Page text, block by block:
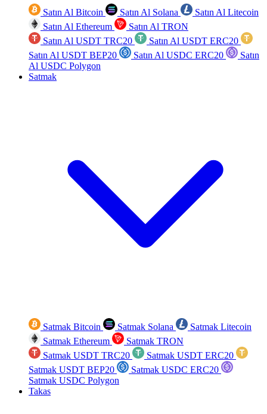
Satın Al Bitcoin Satın Al Solana
Satın Al Litecoin
Satın Al Ethereum
Satın Al TRON
Satın Al USDT TRC20
Satın Al USDT ERC20
Satın Al USDT BEP20
Satın Al USDC ERC20
Satın
Al USDC Polygon
Satmak
Satmak Bitcoin Satmak Solana
Satmak Litecoin
Satmak Ethereum
Satmak TRON
Satmak USDT TRC20
Satmak USDT ERC20
Satmak USDT BEP20
Satmak USDC ERC20
Satmak USDC Polygon
Takas